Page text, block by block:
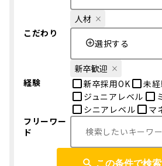
人材
こだわり
選択する
新卒歓迎
経験
新卒採用OK
未
ジュニアレベル
シニアレベル
マ
フリーワー
ド
この条件で検